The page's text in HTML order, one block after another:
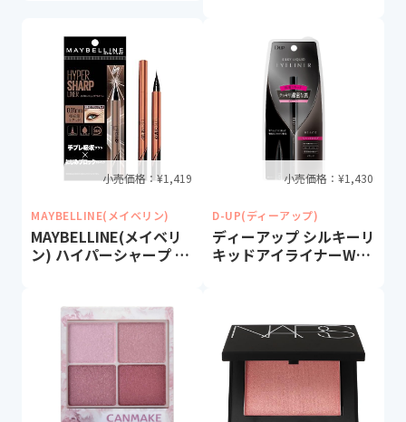
小売価格：¥1,419
MAYBELLINE(メイベリン)
MAYBELLINE(メイベリ
ン) ハイパーシャープ ラ
小売価格：¥1,430
D-UP(ディーアップ)
ディーアップ シルキーリ
キッドアイライナーWP